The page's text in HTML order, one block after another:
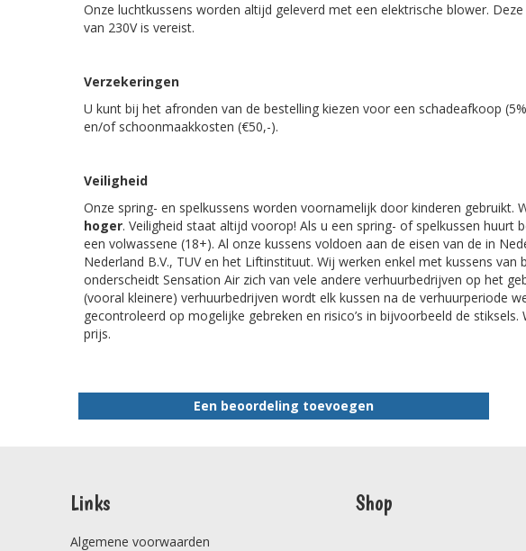
Onze luchtkussens worden altijd geleverd met een elektrische blower.
van 230V is vereist.
Verzekeringen
U kunt bij het afronden van de bestelling kiezen voor een schadeafkoop
en/of schoonmaakkosten (€50,-).
Veiligheid
Onze spring- en spelkussens worden voornamelijk door kinderen gebruikt.
hoger. Veiligheid staat altijd voorop! Als u een spring- of spelkussen
een volwassene (18+). Al onze kussens voldoen aan de eisen van de in
Nederland B.V., TUV en het Liftinstituut. Wij werken enkel met kussens
onderscheidt Sensation Air zich van vele andere verhuurbedrijven op het
(vooral kleinere) verhuurbedrijven wordt elk kussen na de verhuurperiode
gecontroleerd op mogelijke gebreken en risico’s in bijvoorbeeld de
prijs.
Een beoordeling toevoegen
Links
Algemene voorwaarden
Shop